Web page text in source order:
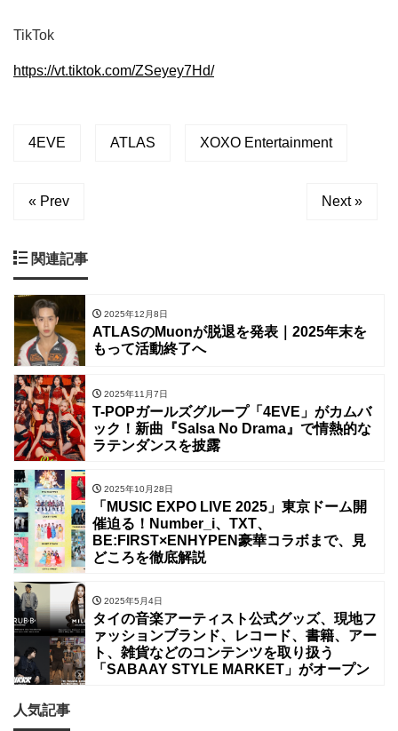
TikTok
https://vt.tiktok.com/ZSeyey7Hd/
4EVE ATLAS XOXO Entertainment
« Prev Next »
関連記事
2025年12月8日
ATLASのMuonが脱退を発表｜2025年末を
もって活動終了へ
2025年11月7日
T-POPガールズグループ「4EVE」がカムバ
ック！新曲『Salsa No Drama』で情熱的な
ラテンダンスを披露
2025年10月28日
「MUSIC EXPO LIVE 2025」東京ドーム開
催迫る！Number_i、TXT、
BE:FIRST×ENHYPEN豪華コラボまで、見
どころを徹底解説
2025年5月4日
タイの音楽アーティスト公式グッズ、現地フ
ァッションブランド、レコード、書籍、アー
ト、雑貨などのコンテンツを取り扱う
「SABAAY STYLE MARKET」がオープン
人気記事